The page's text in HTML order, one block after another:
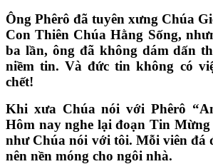
Ông Phêrô đã tuyên xưng Chúa
Con Thiên Chúa Hằng Sống,
ba lần, ông đã không dám dấn
niềm tin. Và đức tin không có
chết!
Khi xưa Chúa nói với Phêrô
Hôm nay nghe lại đoạn Tin
như Chúa nói với tôi. Mỗi viên đá
nên nền móng cho ngôi nhà.